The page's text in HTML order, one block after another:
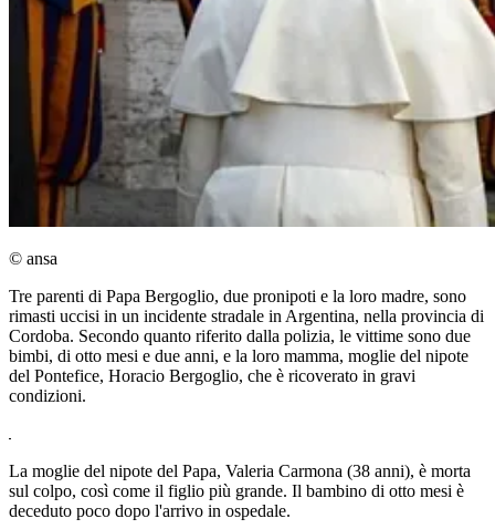
© ansa
Tre parenti di Papa Bergoglio, due pronipoti e la loro madre, sono
rimasti uccisi in un incidente stradale in Argentina, nella provincia di
Cordoba. Secondo quanto riferito dalla polizia, le vittime sono due
bimbi, di otto mesi e due anni, e la loro mamma, moglie del nipote
del Pontefice, Horacio Bergoglio, che è ricoverato in gravi
condizioni.
La moglie del nipote del Papa, Valeria Carmona (38 anni), è morta
sul colpo, così come il figlio più grande. Il bambino di otto mesi è
deceduto poco dopo l'arrivo in ospedale.